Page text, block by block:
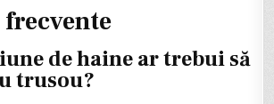
de haine ar trebui să
trusou?